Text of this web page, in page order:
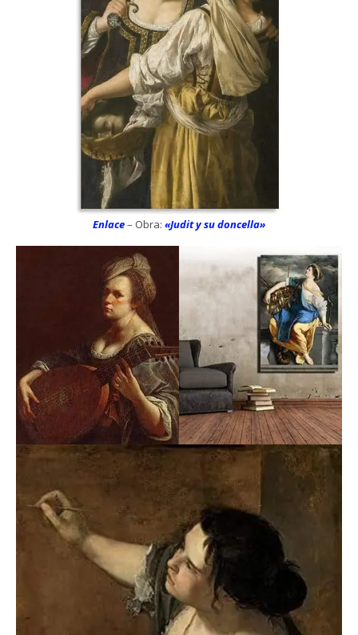
Enlace– Obra: «Judit y su doncella»